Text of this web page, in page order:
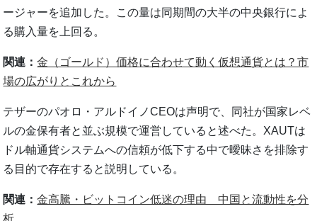
ージャーを追加した。この量は同期間の大半の中央銀行によ
る購入量を上回る。
関連：金（ゴールド）価格に合わせて動く仮想通貨とは？市
場の広がりとこれから
テザーのパオロ・アルドイノCEOは声明で、同社が国家レベ
ルの金保有者と並ぶ規模で運営していると述べた。XAUTは
ドル軸通貨システムへの信頼が低下する中で曖昧さを排除す
る目的で存在すると説明している。
関連：金高騰・ビットコイン低迷の理由 中国と流動性を分
析